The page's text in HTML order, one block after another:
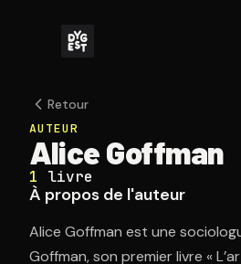
Retour
AUTEUR
Alice Goffman
1 livre
À propos de l'auteur
Alice Goffman est une
Goffman, son premier livre «